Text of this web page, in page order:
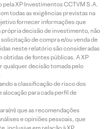
XP Investimentos CCTVM S.A.
todas as exigências previstas na
fornecer informações que
própria decisão de investimento, não
de compra e/ou venda de
neste relatório são consideradas
obtidas de fontes públicas. A XP
qualquer decisão tomada pelo
a classificação de risco dos
para cada perfil de
que as recomendações
e opiniões pessoais, que